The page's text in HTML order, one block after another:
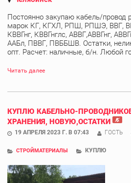
Постоянно закупаю кабель/провод
марок КГ, КГХЛ, РПШ, РПШЭ, ВВГ,
КВВГнг, КВВГнглс, АВВГ,АВВГнг,
ААБл, ПВВГ, ПВББШВ. Остатки,
опт. Расчет: наличные, б/н. Любой
Читать далее
КУПЛЮ КАБЕЛЬНО-
ХРАНЕНИЯ, НОВУЮ,ОСТАТКИ
19 АПРЕЛЯ 2023 Г. В 07:43 ГОСТЬ
СТРОЙМАТЕРИАЛЫ КУПЛЮ